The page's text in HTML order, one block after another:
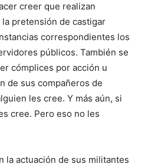
creer que realizan
pretensión de castigar
correspondientes los
públicos. También se
cómplices por acción u
de sus compañeros de
les cree. Y más aún, si
cree. Pero eso no les
la actuación de sus militantes